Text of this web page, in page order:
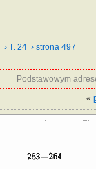
›T. 24 › strona 497
Podstawowym
«